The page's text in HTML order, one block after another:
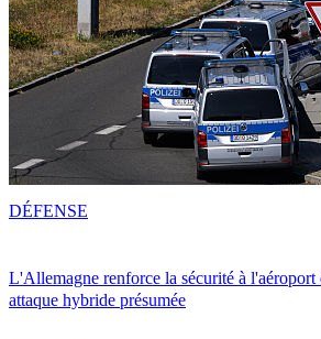
L'Allemagne renforce la sécurité à l'aéroport
attaque hybride présumée
DÉFENSE